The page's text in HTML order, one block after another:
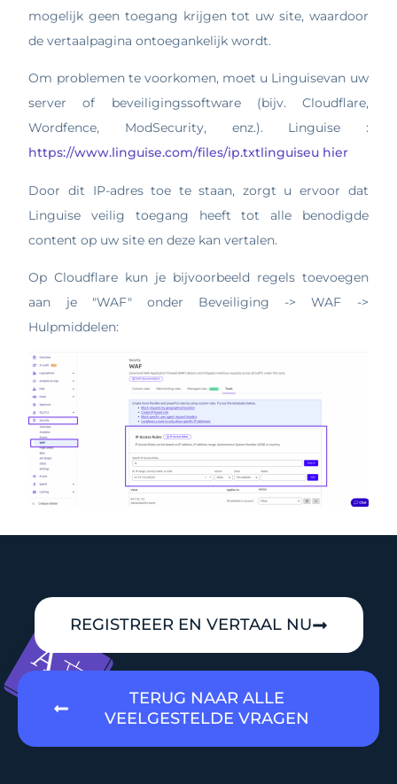
mogelijk geen toegang krijgen tot uw site, waardoor
de vertaalpagina ontoegankelijk wordt.
Om problemen te voorkomen, moet u Linguisevan uw
server of beveiligingssoftware (bijv. Cloudflare,
Wordfence, ModSecurity, enz.). Linguise :
https://www.linguise.com/files/ip.txtlinguiseu hier
Door dit IP-adres toe te staan, zorgt u ervoor dat
Linguise veilig toegang heeft tot alle benodigde
content op uw site en deze kan vertalen.
Op Cloudflare kun je bijvoorbeeld regels toevoegen
aan je "WAF" onder Beveiliging -> WAF ->
Hulpmiddelen:
REGISTREER EN VERTAAL NU
TERUG NAAR ALLE
VEELGESTELDE VRAGEN